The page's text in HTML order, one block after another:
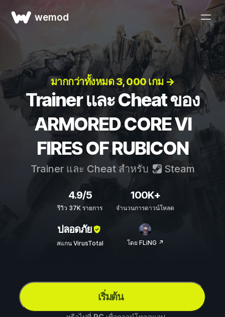
wemod
มากกว่าทั้งหมด 3, 000 เกม →
Trainer และ Cheat ของ
ARMORED CORE VI
FIRES OF RUBICON
Trainer และ Cheat สำหรับ Steam
4.9/5
รีวิว 37K รายการ
100K+
จำนวนการดาวน์โหลด
ปลอดภัย
สแกน VirusTotal โดย FLiNG ↗
เริ่มต้น